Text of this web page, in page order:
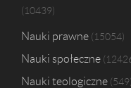
10439
Nauki prawne 15054
Nauki społeczne
Nauki teologiczne 549